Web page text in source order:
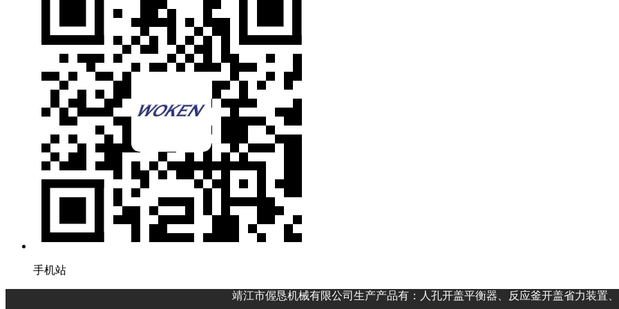
手机站
靖江市偓恳机械有限公司生产产品有：人孔开盖平衡器、反应釜开盖省力装置、